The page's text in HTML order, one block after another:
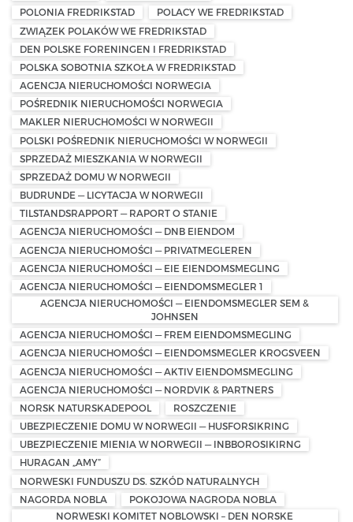
POLONIA FREDRIKSTAD
POLACY WE FREDRIKSTAD
ZWIĄZEK POLAKÓW WE FREDRIKSTAD
DEN POLSKE FORENINGEN I FREDRIKSTAD
POLSKA SOBOTNIA SZKOŁA W FREDRIKSTAD
AGENCJA NIERUCHOMOŚCI NORWEGIA
POŚREDNIK NIERUCHOMOŚCI NORWEGIA
MAKLER NIERUCHOMOŚCI W NORWEGII
POLSKI POŚREDNIK NIERUCHOMOŚCI W NORWEGII
SPRZEDAŻ MIESZKANIA W NORWEGII
SPRZEDAŻ DOMU W NORWEGII
BUDRUNDE — LICYTACJA W NORWEGII
TILSTANDSRAPPORT — RAPORT O STANIE
AGENCJA NIERUCHOMOŚCI — DNB EIENDOM
AGENCJA NIERUCHOMOŚCI — PRIVATMEGLEREN
AGENCJA NIERUCHOMOŚCI — EIE EIENDOMSMEGLING
AGENCJA NIERUCHOMOŚCI — EIENDOMSMEGLER 1
AGENCJA NIERUCHOMOŚCI — EIENDOMSMEGLER SEM &
JOHNSEN
AGENCJA NIERUCHOMOŚCI — FREM EIENDOMSMEGLING
AGENCJA NIERUCHOMOŚCI — EIENDOMSMEGLER KROGSVEEN
AGENCJA NIERUCHOMOŚCI — AKTIV EIENDOMSMEGLING
AGENCJA NIERUCHOMOŚCI — NORDVIK & PARTNERS
NORSK NATURSKADEPOOL
ROSZCZENIE
UBEZPIECZENIE DOMU W NORWEGII — HUSFORSIKRING
UBEZPIECZENIE MIENIA W NORWEGII — INBBOROSIKIRNG
HURAGAN „AMY”
NORWESKI FUNDUSZU DS. SZKÓD NATURALNYCH
NAGORDA NOBLA
POKOJOWA NAGRODA NOBLA
NORWESKI KOMITET NOBLOWSKI – DEN NORSKE